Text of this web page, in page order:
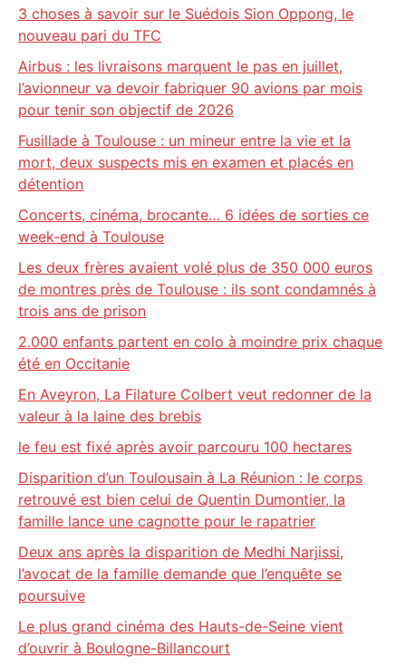
3 choses à savoir sur le Suédois Sion Oppong, le
nouveau pari du TFC
Airbus : les livraisons marquent le pas en juillet,
l’avionneur va devoir fabriquer 90 avions par mois
pour tenir son objectif de 2026
Fusillade à Toulouse : un mineur entre la vie et la
mort, deux suspects mis en examen et placés en
détention
Concerts, cinéma, brocante… 6 idées de sorties ce
week-end à Toulouse
Les deux frères avaient volé plus de 350 000 euros
de montres près de Toulouse : ils sont condamnés à
trois ans de prison
2.000 enfants partent en colo à moindre prix chaque
été en Occitanie
En Aveyron, La Filature Colbert veut redonner de la
valeur à la laine des brebis
le feu est fixé après avoir parcouru 100 hectares
Disparition d’un Toulousain à La Réunion : le corps
retrouvé est bien celui de Quentin Dumontier, la
famille lance une cagnotte pour le rapatrier
Deux ans après la disparition de Medhi Narjissi,
l’avocat de la famille demande que l’enquête se
poursuive
Le plus grand cinéma des Hauts-de-Seine vient
d’ouvrir à Boulogne-Billancourt